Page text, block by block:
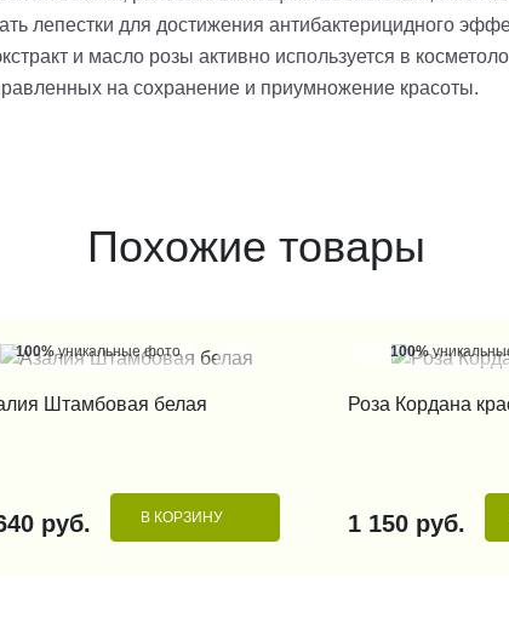
лепестки для достижения антибактерицидного
и масло розы активно используется в
на сохранение и приумножение красоты.
Похожие товары
100%уникальные фото
Штамбовая белая
руб. В КОРЗИНУ
100%
Роза Кордана
1 150 руб.